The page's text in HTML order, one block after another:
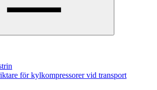
för kylkompressorer vid transport